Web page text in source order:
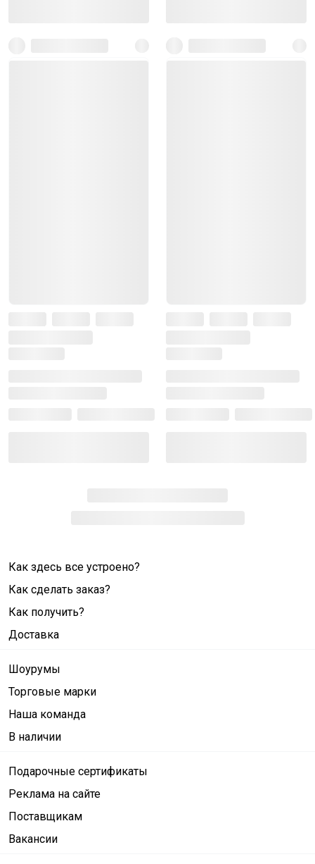
Как здесь все устроено?
Как сделать заказ?
Как получить?
Доставка
Шоурумы
Торговые марки
Наша команда
В наличии
Подарочные сертификаты
Реклама на сайте
Поставщикам
Вакансии